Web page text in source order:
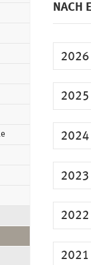
NACH
2026
2025
2024
2023
2022
2021